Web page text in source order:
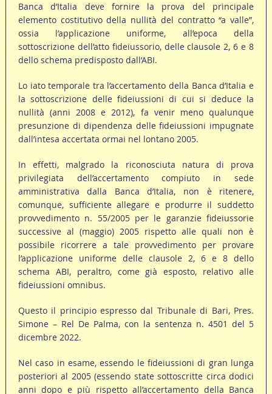
Banca d’Italia deve fornire la prova del principale
elemento costitutivo della nullità del contratto “a valle”,
ossia l’applicazione uniforme, all’epoca della
sottoscrizione dell’atto fideiussorio, delle clausole 2, 6 e 8
dello schema predisposto dall’ABI.
Lo iato temporale tra l’accertamento della Banca d’Italia e
la sottoscrizione delle fideiussioni di cui si deduce la
nullità (anni 2008 e 2012), fa venir meno qualunque
presunzione di dipendenza delle fideiussioni impugnate
dall’intesa accertata ormai nel lontano 2005.
In effetti, malgrado la riconosciuta natura di prova
privilegiata dell’accertamento compiuto in sede
amministrativa dalla Banca d’Italia, non è ritenere,
comunque, sufficiente allegare e produrre il suddetto
provvedimento n. 55/2005 per le garanzie fideiussorie
successive al (maggio) 2005 rispetto alle quali non è
possibile ricorrere a tale provvedimento per provare
l’applicazione uniforme delle clausole 2, 6 e 8 dello
schema ABI, peraltro, come già esposto, relativo alle
fideiussioni omnibus.
Questo il principio espresso dal Tribunale di Bari, Pres.
Simone – Rel De Palma, con la sentenza n. 4501 del 5
dicembre 2022.
Nel caso in esame, essendo le fideiussioni di gran lunga
posteriori al 2005 (essendo state sottoscritte circa dodici
anni dopo e più rispetto all’accertamento della Banca